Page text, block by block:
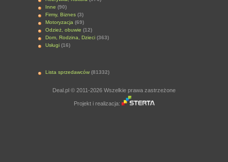
Inne (90)
Firmy, Biznes (3)
Motoryzacja (69)
Odzież, obuwie (12)
Dom, Rodzina, Dzieci (363)
Usługi (16)
Lista sprzedawców (81332)
Deal.pl © 2011-2026 Wszelkie prawa zastrzeżone
Projekt i realizacja: